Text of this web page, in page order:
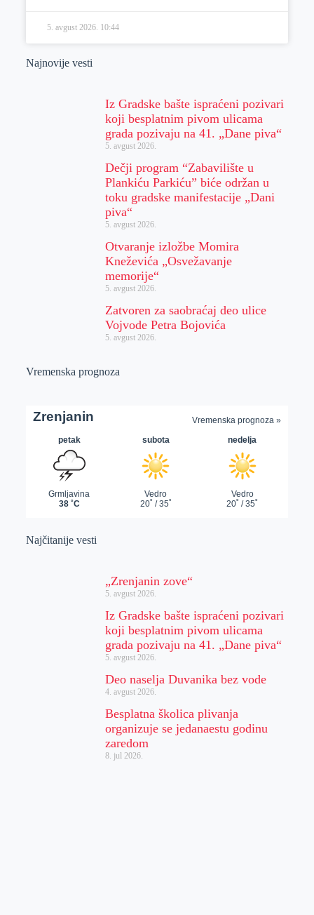
5. avgust 2026. 10:44
Najnovije vesti
Iz Gradske bašte ispraćeni pozivari
koji besplatnim pivom ulicama
grada pozivaju na 41. „Dane piva“
5. avgust 2026.
Dečji program “Zabavilište u
Plankiću Parkiću” biće održan u
toku gradske manifestacije „Dani
piva“
5. avgust 2026.
Otvaranje izložbe Momira
Kneževića „Osvežavanje
memorije“
5. avgust 2026.
Zatvoren za saobraćaj deo ulice
Vojvode Petra Bojovića
5. avgust 2026.
Vremenska prognoza
Najčitanije vesti
„Zrenjanin zove“
5. avgust 2026.
Iz Gradske bašte ispraćeni pozivari
koji besplatnim pivom ulicama
grada pozivaju na 41. „Dane piva“
5. avgust 2026.
Deo naselja Duvanika bez vode
4. avgust 2026.
Besplatna školica plivanja
organizuje se jedanaestu godinu
zaredom
8. jul 2026.